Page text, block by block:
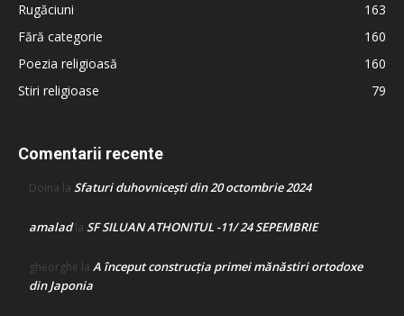
Rugăciuni
163
Fără categorie
160
Poezia religioasă
160
Stiri religioase
79
Comentarii recente
Doina la Sfaturi duhovnicești din 20 octombrie 2024
amaladla SF SILUAN ATHONITUL -11/ 24 SEPEMBRIE
gheorghe la A început construcţia primei mănăstiri ortodoxe
din Japonia